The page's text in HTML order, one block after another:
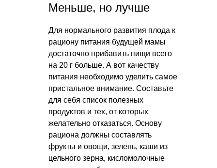
Меньше, но лучше
Для нормального развития плода к
рациону питания будущей мамы
достаточно прибавить пищи всего
на 20 г больше. А вот качеству
питания необходимо уделить самое
пристальное внимание. Составьте
для себя список полезных
продуктов и тех, от которых
желательно отказаться. Основу
рациона должны составлять
фрукты и овощи, зелень, каши из
цельного зерна, кисломолочные